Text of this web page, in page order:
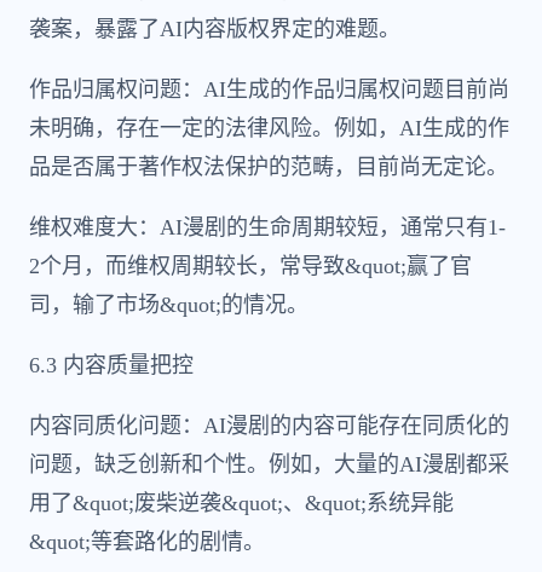
袭案，暴露了AI内容版权界定的难题。
作品归属权问题：AI生成的作品归属权问题目前尚
未明确，存在一定的法律风险。例如，AI生成的作
品是否属于著作权法保护的范畴，目前尚无定论。
维权难度大：AI漫剧的生命周期较短，通常只有1-
2个月，而维权周期较长，常导致&quot;赢了官
司，输了市场&quot;的情况。
6.3 内容质量把控
内容同质化问题：AI漫剧的内容可能存在同质化的
问题，缺乏创新和个性。例如，大量的AI漫剧都采
用了&quot;废柴逆袭&quot;、&quot;系统异能
&quot;等套路化的剧情。